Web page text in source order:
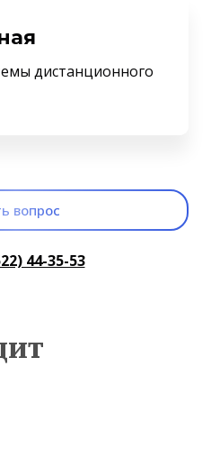
дистанционного
вопрос
44-35-53